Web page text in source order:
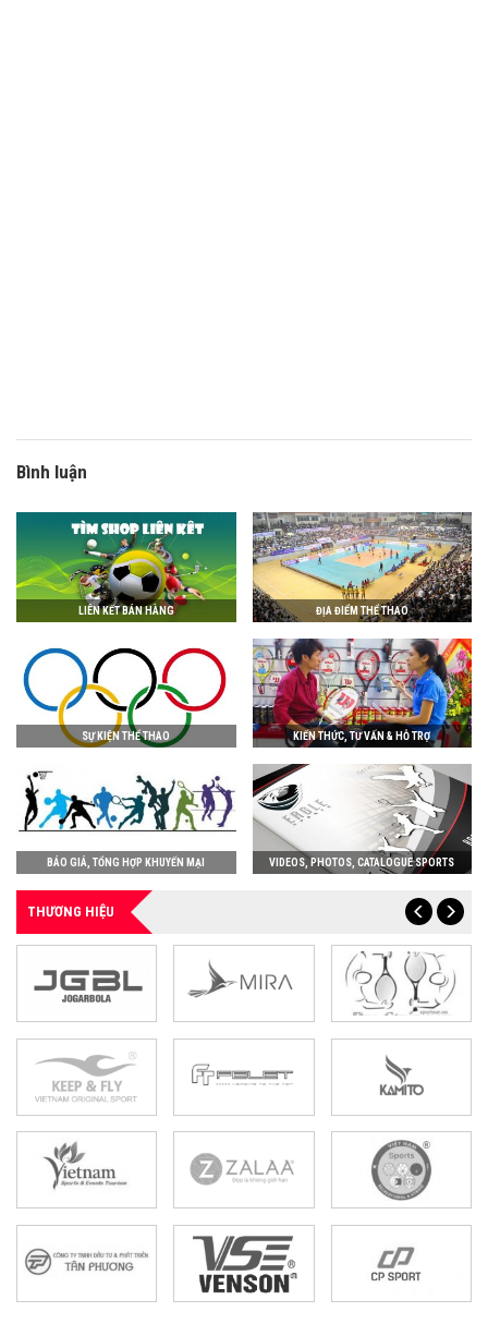
Bình luận
LIÊN KẾT BÁN HÀNG ĐỊA ĐIỂM THỂ THAO
SỰ KIỆN THỂ THAO KIẾN THỨC, TƯ VẤN & HỖ TRỢ
BÁO GIÁ, TỔNG HỢP KHUYẾN MẠI VIDEOS, PHOTOS, CATALOGUE SPORTS
THƯƠNG HIỆU